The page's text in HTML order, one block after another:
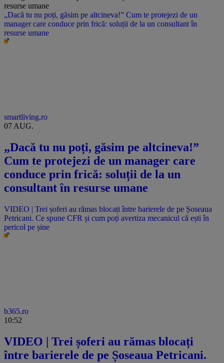
„Dacă tu nu poți, găsim pe altcineva!” Cum te protejezi de un
manager care conduce prin frică: soluții de la un consultant în
resurse umane
smartliving.ro
07 AUG.
„Dacă tu nu poți, găsim pe altcineva!”
Cum te protejezi de un manager care
conduce prin frică: soluții de la un
consultant în resurse umane
VIDEO | Trei șoferi au rămas blocați între barierele de pe Șoseaua
Petricani. Ce spune CFR și cum poți avertiza mecanicul că ești în
pericol pe șine
b365.ro
10:52
VIDEO | Trei șoferi au rămas blocați
între barierele de pe Șoseaua Petricani.